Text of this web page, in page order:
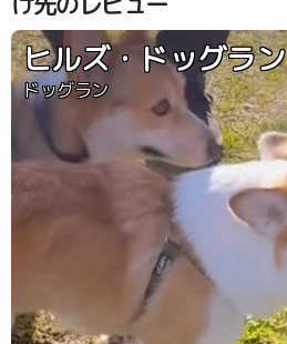
ヒルズ・ドッグラン
ドッグラン